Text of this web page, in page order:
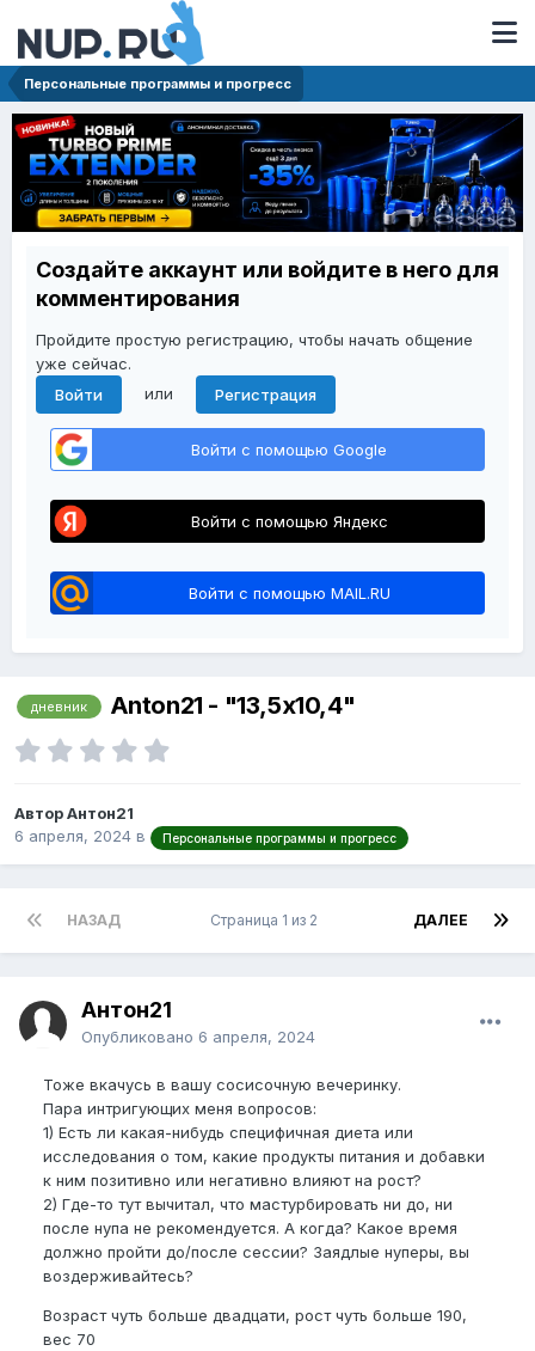
Персональные программы и прогресс
Создайте аккаунт или войдите в него для
комментирования
Пройдите простую регистрацию, чтобы начать общение
уже сейчас.
Войти
или Регистрация
Войти с помощью Google
Войти с помощью Яндекс
Войти с помощью MAIL.RU
дневник Anton21 - "13,5x10,4"
Автор Антон21
6 апреля, 2024 в Персональные программы и прогресс
НАЗАД ДАЛЕЕ
Страница 1 из 2
Антон21
Опубликовано 6 апреля, 2024
Тоже вкачусь в вашу сосисочную вечеринку.
Пара интригующих меня вопросов:
1) Есть ли какая-нибудь специфичная диета или
исследования о том, какие продукты питания и добавки
к ним позитивно или негативно влияют на рост?
2) Где-то тут вычитал, что мастурбировать ни до, ни
после нупа не рекомендуется. А когда? Какое время
должно пройти до/после сессии? Заядлые нуперы, вы
воздерживайтесь?
Возраст чуть больше двадцати, рост чуть больше 190,
вес 70